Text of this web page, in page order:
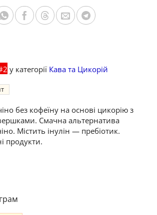
у категорії Кава та Цикорій
без кофеїну на основі цикорію з
Смачна альтернатива
Містить інулін — пребіотик.
продукти.